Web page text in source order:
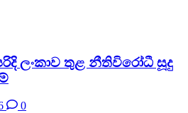
ලංකාව තුළ නීතිවිරෝධී සූදු
0